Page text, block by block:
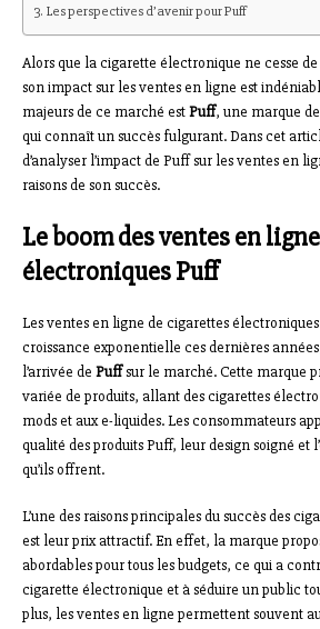
Les perspectives d’avenir pour Puff
Alors que la cigarette électronique ne cesse
son impact sur les ventes en ligne est
majeurs de ce marché estPuff, une marque
qui connaît un succès fulgurant. Dans cet
d’analyser l’impact de Puff sur les ventes en
raisons de son succès.
Le boom des ventes en
électroniques Puff
Les ventes en ligne de cigarettes
croissance exponentielle ces dernières
l’arrivée de Puffsur le marché. Cette marque
variée de produits, allant des cigarettes
mods et aux e-liquides. Les consommateurs
qualité des produits Puff, leur design soigné et
qu’ils offrent.
L’une des raisons principales du succès des
est leur prix attractif. En effet, la marque
abordables pour tous les budgets, ce qui a
cigarette électronique et à séduire un public
plus, les ventes en ligne permettent souvent